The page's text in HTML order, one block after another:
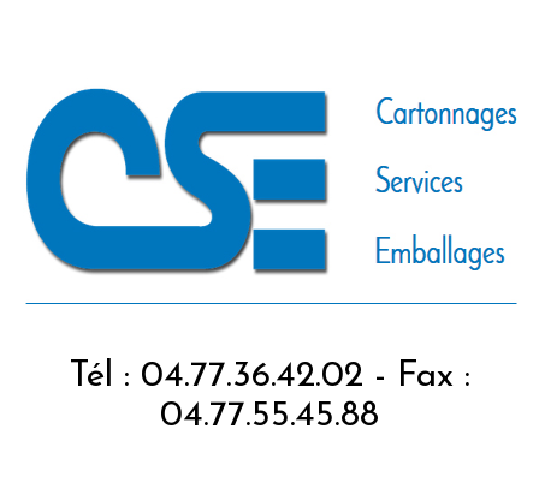
Tél : 04.77.36.42.02 - Fax :
04.77.55.45.88